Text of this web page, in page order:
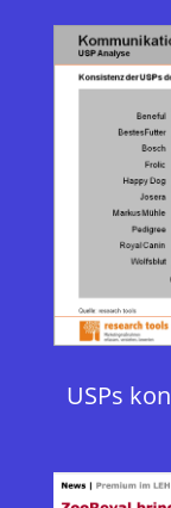
USPs